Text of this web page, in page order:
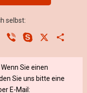
selbst:
VK Viber Skype
Sie einen
Sie uns bitte eine
E-Mail: